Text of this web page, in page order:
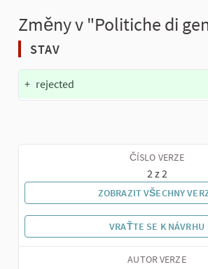
Změny v "Politiche di
STAV
+ rejected
ČÍSLO VERZE
2 z 2
ZOBRAZIT VŠECHNY
VRAŤTE SE K NÁVRHU
AUTOR VERZE